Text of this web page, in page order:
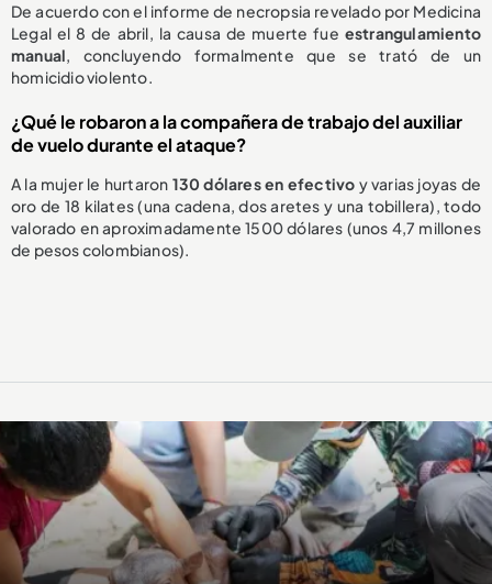
De acuerdo con el informe de necropsia revelado por Medicina
Legal el 8 de abril, la causa de muerte fue estrangulamiento
manual, concluyendo formalmente que se trató de un
homicidio violento.
¿Qué le robaron a la compañera de trabajo del auxiliar
de vuelo durante el ataque?
A la mujer le hurtaron 130 dólares en efectivo y varias joyas de
oro de 18 kilates (una cadena, dos aretes y una tobillera), todo
valorado en aproximadamente 1500 dólares (unos 4,7 millones
de pesos colombianos).